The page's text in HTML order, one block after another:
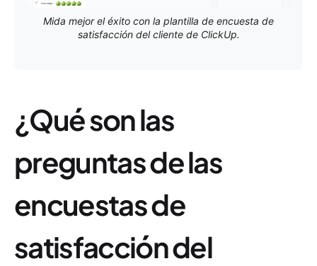
Mida mejor el éxito con la plantilla de encuesta de
satisfacción del cliente de ClickUp.
¿Qué son las
preguntas de las
encuestas de
satisfacción del